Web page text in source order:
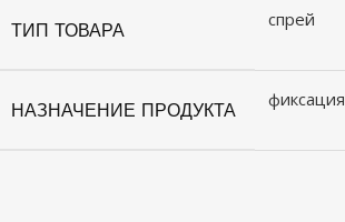
ТИП ТОВАРА спрей
НАЗНАЧЕНИЕ ПРОДУКТА фиксация